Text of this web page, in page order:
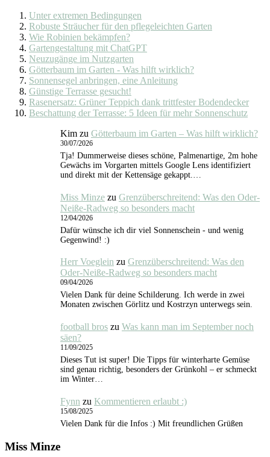
Unter extremen Bedingungen
Robuste Sträucher für den pflegeleichten Garten
Wie Robinien bekämpfen?
Gartengestaltung mit ChatGPT
Neuzugänge im Nutzgarten
Götterbaum im Garten - Was hilft wirklich?
Sonnensegel anbringen, eine Anleitung
Günstige Terrasse gesucht!
Rasenersatz: Grüner Teppich dank trittfester Bodendecker
Beschattung der Terrasse: 5 Ideen für mehr Sonnenschutz
Kim zu Götterbaum im Garten – Was hilft wirklich?
30/07/2026
Tja! Dummerweise dieses schöne, Palmenartige, 2m hohe
Gewächs im Vorgarten mittels Google Lens identifiziert
und direkt mit der Kettensäge gekappt.…
Miss Minze zu Grenzüberschreitend: Was den Oder-
Neiße-Radweg so besonders macht
12/04/2026
Dafür wünsche ich dir viel Sonnenschein - und wenig
Gegenwind! :)
Herr Voeglein zu Grenzüberschreitend: Was den
Oder-Neiße-Radweg so besonders macht
09/04/2026
Vielen Dank für deine Schilderung. Ich werde in zwei
Monaten zwischen Görlitz und Kostrzyn unterwegs sein.
football bros zu Was kann man im September noch
säen?
11/09/2025
Dieses Tut ist super! Die Tipps für winterharte Gemüse
sind genau richtig, besonders der Grünkohl – er schmeckt
im Winter…
Fynn zu Kommentieren erlaubt :)
15/08/2025
Vielen Dank für die Infos :) Mit freundlichen Grüßen
Miss Minze